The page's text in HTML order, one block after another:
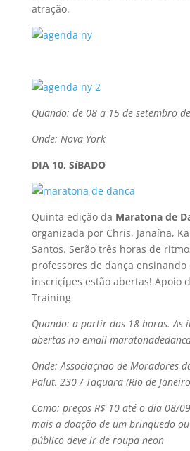
atração.
Quando: de 08 a 15 de setembro
Onde: Nova York
DIA 10, SíBADO
Quinta edição da Maratona de
organizada por Chris, Janaí­na,
Santos. Serão três horas de
professores de dança ensinando
inscriçíµes estão abertas! Apoio
Training
Quando: a partir das 18 horas. As
abertas no email
Onde: Associaçnao de Moradores
Palut, 230 / Taquara (Rio de
Como: preços R$ 10 até o dia 08/
mais a doação de um brinquedo
público deve ir de roupa neon